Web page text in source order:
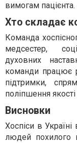
вимогам пацієнта.
Хто складає
Команда
медсестер,
духовних
команди працює
підтримки,
поліпшення
Висновки
Хоспіси в
людей похилого